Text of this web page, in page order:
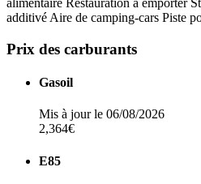
alimentaire Restauration à emporter
additivé Aire de camping-cars Piste
Prix des carburants
Gasoil
Mis à jour le 06/08/2026
2,364€
E85